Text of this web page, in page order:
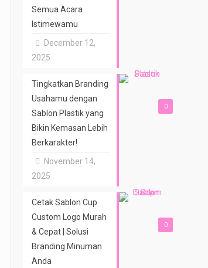
Semua Acara
Istimewamu
December 12,
2025
0
Tingkatkan Branding
Usahamu dengan
Sablon Plastik yang
Bikin Kemasan Lebih
Berkarakter!
November 14,
2025
0
Cetak Sablon Cup
Custom Logo Murah
& Cepat | Solusi
Branding Minuman
Anda